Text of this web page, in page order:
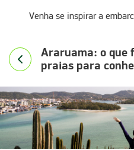
Venha se inspirar a
Araruama: o que
praias para